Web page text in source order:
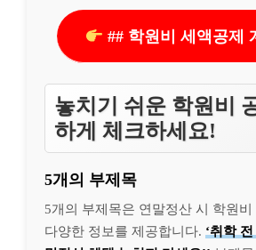
## 학원비 세액공제
놓치기 쉬운 학원비
하게 체크하세요!
5개의 부제목
5개의 부제목은 연말정산 시 학원비
다양한 정보를 제공합니다. ‘취학